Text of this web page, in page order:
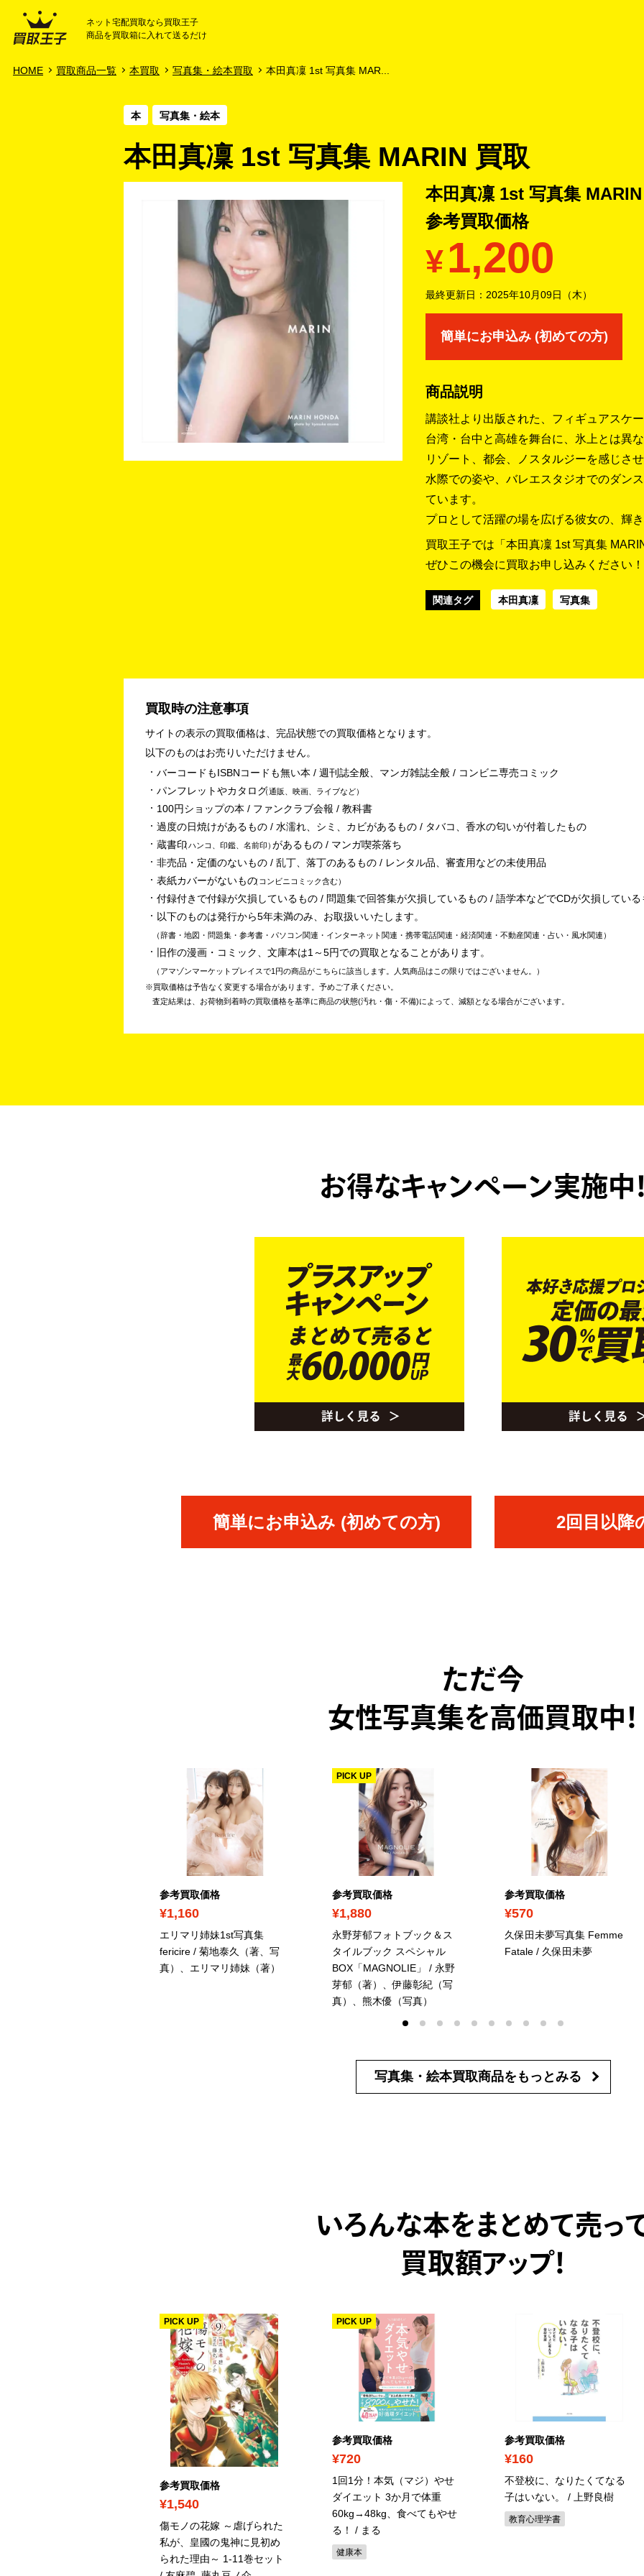
HOME
ネット宅配買取なら買取王子
商品を買取箱に入れて送るだけ
HOME 買取商品一覧 本買取 写真集・絵本買取 本田真凜 1st 写真集 MAR...
本 写真集・絵本
本田真凜 1st 写真集 MARIN 買取
本田真凜 1st 写真集
参考買取価格
¥1,200
最終更新日： 2025年10月09日（木）
簡単にお申込み (初めての方)
商品説明
講談社より出版された、フィギュアスケ
台湾・台中と高雄を舞台に、氷上とは異
リゾート、都会、ノスタルジーを感じさ
水際での姿や、バレエスタジオでのダン
ています。
プロとして活躍の場を広げる彼女の、輝
買取王子では「本田真凜 1st 写真集
ぜひこの機会に買取お申し込みください！
関連タグ 本田真凜 写真集
買取時の注意事項
サイトの表示の買取価格は、完品状態での買取価格となります。
以下のものはお売りいただけません。
バーコードもISBNコードも無い本 / 週刊誌全般、マンガ雑誌全般 / コンビニ専売コミック
パンフレットやカタログ 通販、映画、ライブなど
100円ショップの本 / ファンクラブ会報 / 教科書
過度の日焼けがあるもの / 水濡れ、シミ、カビがあるもの / タバコ、香水の匂いが付着したもの
蔵書印 ハンコ、印鑑、名前印
があるもの / マンガ喫茶落ち
非売品・定価のないもの / 乱丁、落丁のあるもの / レンタル品、審査用などの未使用品
表紙カバーがないもの コンビニコミック含む
付録付きで付録が欠損しているもの / 問題集で回答集が欠損しているもの / 語学本などでCDが欠損してい
以下のものは発行から5年未満のみ、お取扱いいたします。
辞書・地図・問題集・参考書・パソコン関連・インターネット関連・携帯電話関連・経済関連・不動産関連・占い・風水関連
旧作の漫画・コミック、文庫本は1～5円での買取となることがあります。
アマゾンマーケットプレイスで1円の商品がこちらに該当します。人気商品はこの限りではございません。
買取価格は予告なく変更する場合があります。予めご了承ください。
査定結果は、お荷物到着時の買取価格を基準に商品の状態(汚れ・傷・不備)によって、減額となる場合がございます。
お得なキャンペーン実施中
簡単にお申込み (初めての方) 2回目以降
ただ今
女性写真集を高価買取中！
参考買取価格
¥1,160
エリマリ姉妹1st写真集
fericire / 菊地泰久（著、写
真）、エリマリ姉妹（著）
参考買取価格
¥1,880
PICK UP
永野芽郁フォトブック＆ス
タイルブック スペシャル
BOX「MAGNOLIE」 / 永野
芽郁（著）、伊藤彰紀（写
真）、熊木優（写真）
参考買取価格
¥570
久保田未夢写真集 Femme
Fatale / 久保田未夢
写真集・絵本買取商品を もっとみる
いろんな本をまとめて売っ
買取額アップ！
参考買取価格
¥1,540
PICK UP
傷モノの花嫁 ～虐げられた
私が、皇國の鬼神に見初め
られた理由～ 1-11巻セット
参考買取価格
¥720
PICK UP
1回1分！本気（マジ）やせ
ダイエット 3か月で体重
60kg→48kg、食べてもやせ
る！ / まる
健康本
参考買取価格
¥160
不登校に、なりたくてなる
子はいない。 / 上野良樹
教育心理学書